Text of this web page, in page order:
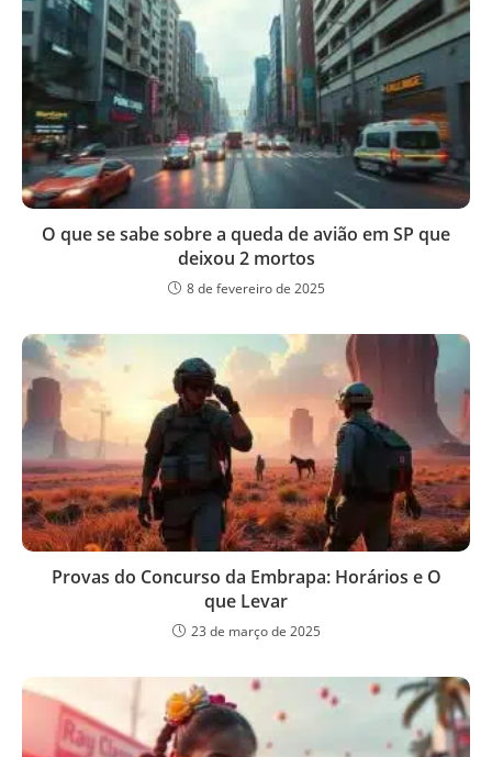
O que se sabe sobre a queda de avião em SP que
deixou 2 mortos
8 de fevereiro de 2025
Provas do Concurso da Embrapa: Horários e O
que Levar
23 de março de 2025